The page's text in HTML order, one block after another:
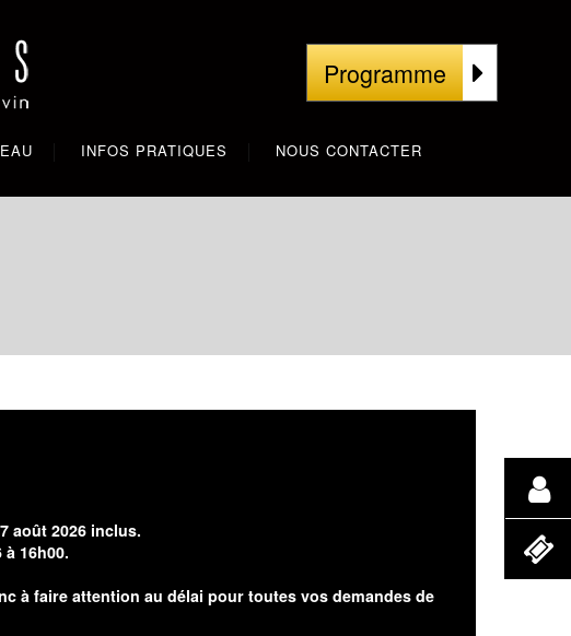
INFOS PRATIQUES NOUS CONTACTER
Programme
août 2026 inclus.
16h00.
à faire attention au délai pour toutes vos demandes de